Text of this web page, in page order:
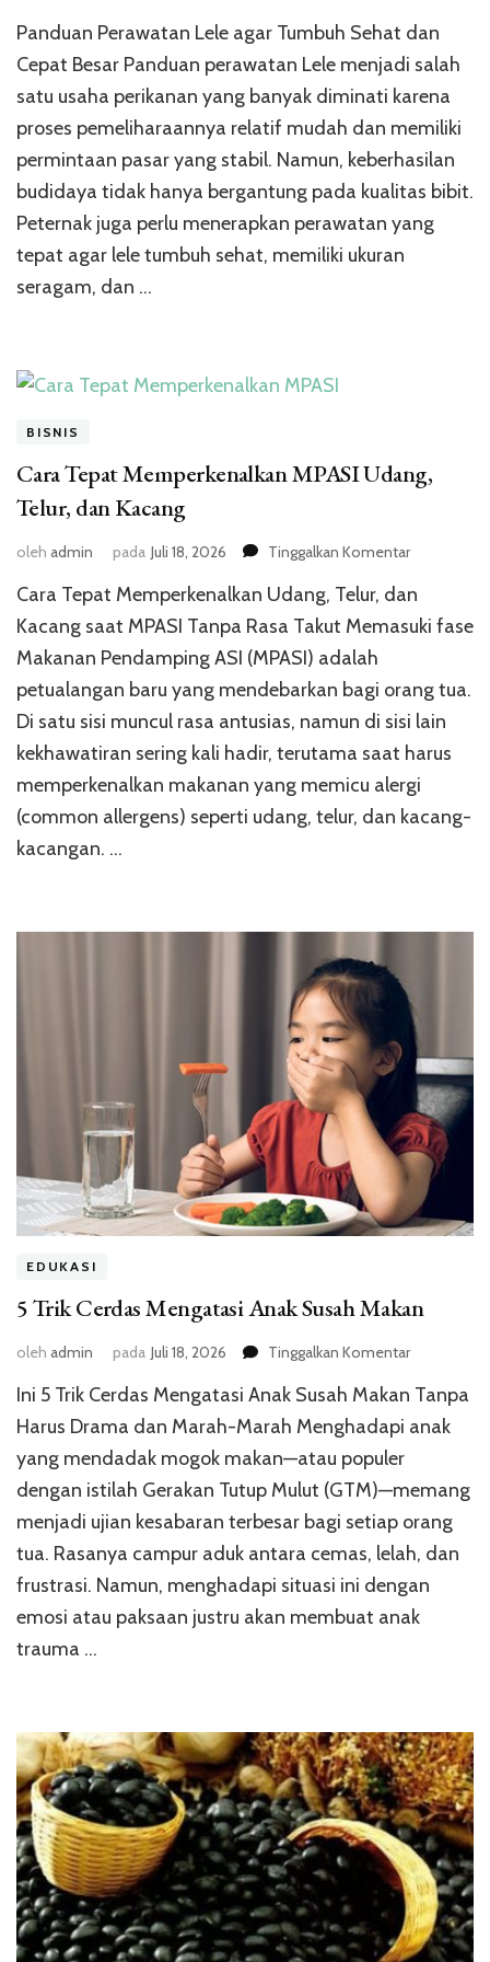
Perawatan
Lele
Tumbuh
Sehat
dan
Cepat
Besar
Panduan Perawatan Lele agar Tumbuh Sehat dan
Cepat Besar Panduan perawatan Lele menjadi salah
satu usaha perikanan yang banyak diminati karena
proses pemeliharaannya relatif mudah dan memiliki
permintaan pasar yang stabil. Namun, keberhasilan
budidaya tidak hanya bergantung pada kualitas bibit.
Peternak juga perlu menerapkan perawatan yang
tepat agar lele tumbuh sehat, memiliki ukuran
seragam, dan …
BISNIS
Cara Tepat Memperkenalkan MPASI Udang,
Telur, dan Kacang
oleh admin pada Juli 18, 2026 Tinggalkan Komentarpada
Tepat
Telur,
dan
Kacang
Cara Tepat Memperkenalkan Udang, Telur, dan
Kacang saat MPASI Tanpa Rasa Takut Memasuki fase
Makanan Pendamping ASI (MPASI) adalah
petualangan baru yang mendebarkan bagi orang tua.
Di satu sisi muncul rasa antusias, namun di sisi lain
kekhawatiran sering kali hadir, terutama saat harus
memperkenalkan makanan yang memicu alergi
(common allergens) seperti udang, telur, dan kacang-
kacangan. …
EDUKASI
5 Trik Cerdas Mengatasi Anak Susah Makan
oleh admin pada Juli 18, 2026 Tinggalkan Komentarpada
Trik
Cerdas
Susah
Ini 5 Trik Cerdas Mengatasi Anak Susah Makan Tanpa
Harus Drama dan Marah-Marah Menghadapi anak
yang mendadak mogok makan—atau populer
dengan istilah Gerakan Tutup Mulut (GTM)—memang
menjadi ujian kesabaran terbesar bagi setiap orang
tua. Rasanya campur aduk antara cemas, lelah, dan
frustrasi. Namun, menghadapi situasi ini dengan
emosi atau paksaan justru akan membuat anak
trauma …